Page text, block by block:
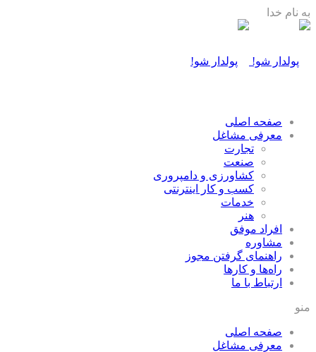
به نام خدا
صفحه اصلی
معرفی مشاغل
تجارت
صنعت
كشاورزی و دامپروری
كسب و كار اينترنتی
خدمات
هنر
افراد موفق
مشاوره
راهنمای گرفتن مجوز
راه‌ها و كارها
ارتباط با ما
منو
صفحه اصلی
معرفی مشاغل